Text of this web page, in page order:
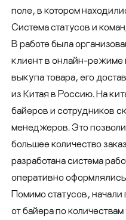
поле, в котором
Система статусов и
В работе была
клиент в онлайн-режиме
выкупа товара, его
из Китая в Россию. На
байеров и сотрудников
менеджеров. Это
большее количество
разработана система
оперативно
Помимо статусов,
от байера по